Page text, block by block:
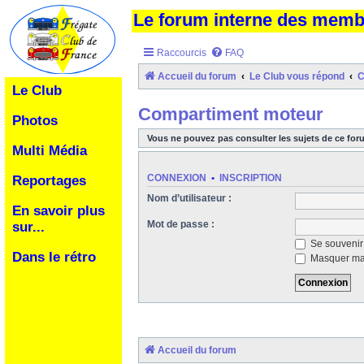
Le Club
Photos
Multi Média
Reportages
En savoir plus
sur...
Dans le rétro
Le forum interne des
Raccourcis FAQ
Accueil du forum Le Club vous répond
Compartiment moteur
Vous ne pouvez pas consulter les sujets de ce
CONNEXION • INSCRIPTION
Nom d’utilisateur :
Mot de passe :
Se
Masquer
Accueil du forum